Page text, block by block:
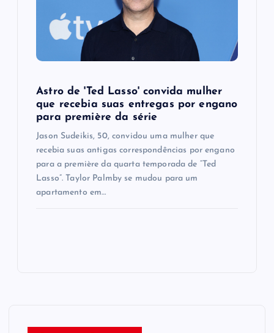
Astro de 'Ted Lasso' convida mulher
que recebia suas entregas por engano
para première da série
Jason Sudeikis, 50, convidou uma mulher que
recebia suas antigas correspondências por engano
para a première da quarta temporada de “Ted
Lasso”. Taylor Palmby se mudou para um
apartamento em…